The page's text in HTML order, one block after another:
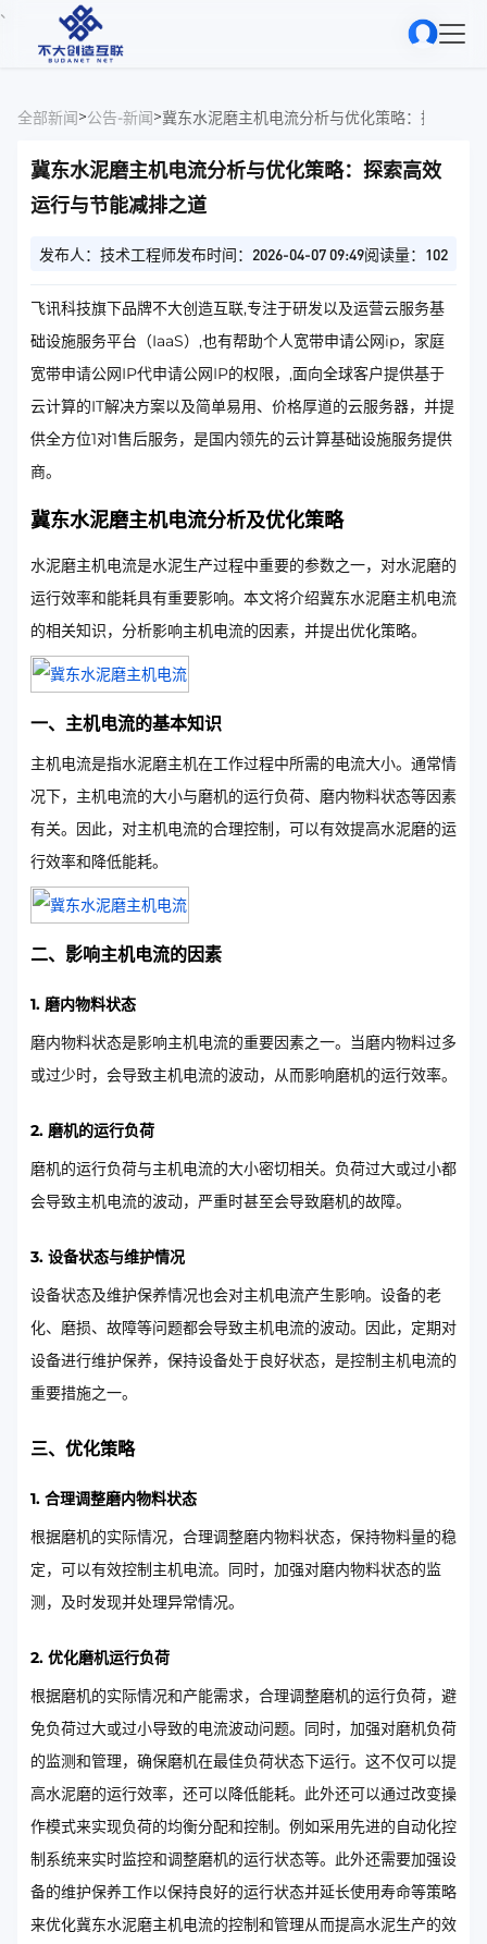
、
全部新闻>公告-新闻>冀东水泥磨主机电流分析与优化策略：探索高
冀东水泥磨主机电流分析与优化策略：探索高效
运行与节能减排之道
发布人：技术工程师发布时间：2026-04-07 09:49阅读量：102
飞讯科技旗下品牌不大创造互联,专注于研发以及运营云服务基
础设施服务平台（IaaS）,也有帮助个人宽带申请公网ip，家庭
宽带申请公网IP代申请公网IP的权限，,面向全球客户提供基于
云计算的IT解决方案以及简单易用、价格厚道的云服务器，并提
供全方位1对1售后服务，是国内领先的云计算基础设施服务提供
商。
冀东水泥磨主机电流分析及优化策略
水泥磨主机电流是水泥生产过程中重要的参数之一，对水泥磨的
运行效率和能耗具有重要影响。本文将介绍冀东水泥磨主机电流
的相关知识，分析影响主机电流的因素，并提出优化策略。
一、主机电流的基本知识
主机电流是指水泥磨主机在工作过程中所需的电流大小。通常情
况下，主机电流的大小与磨机的运行负荷、磨内物料状态等因素
有关。因此，对主机电流的合理控制，可以有效提高水泥磨的运
行效率和降低能耗。
二、影响主机电流的因素
1. 磨内物料状态
磨内物料状态是影响主机电流的重要因素之一。当磨内物料过多
或过少时，会导致主机电流的波动，从而影响磨机的运行效率。
2. 磨机的运行负荷
磨机的运行负荷与主机电流的大小密切相关。负荷过大或过小都
会导致主机电流的波动，严重时甚至会导致磨机的故障。
3. 设备状态与维护情况
设备状态及维护保养情况也会对主机电流产生影响。设备的老
化、磨损、故障等问题都会导致主机电流的波动。因此，定期对
设备进行维护保养，保持设备处于良好状态，是控制主机电流的
重要措施之一。
三、优化策略
1. 合理调整磨内物料状态
根据磨机的实际情况，合理调整磨内物料状态，保持物料量的稳
定，可以有效控制主机电流。同时，加强对磨内物料状态的监
测，及时发现并处理异常情况。
2. 优化磨机运行负荷
根据磨机的实际情况和产能需求，合理调整磨机的运行负荷，避
免负荷过大或过小导致的电流波动问题。同时，加强对磨机负荷
的监测和管理，确保磨机在最佳负荷状态下运行。这不仅可以提
高水泥磨的运行效率，还可以降低能耗。此外还可以通过改变操
作模式来实现负荷的均衡分配和控制。例如采用先进的自动化控
制系统来实时监控和调整磨机的运行状态等。此外还需要加强设
备的维护保养工作以保持良好的运行状态并延长使用寿命等策略
来优化冀东水泥磨主机电流的控制和管理从而提高水泥生产的效